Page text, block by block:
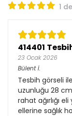
1
414401
23 Ocak 2026
Bülent İ.
Tesbih görseli
uzunluğu 28 cm
rahat ağırlığı
ellerine sağlık